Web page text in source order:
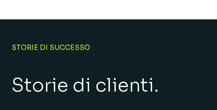
STORIE DI SUCCESSO
Storie di clienti.